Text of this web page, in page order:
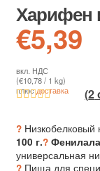
Молоко, сыр и
Лапша, рис,
Сладости и
Харифен
€5,39
вкл. НДС
(€10,78/ 1 kg)
плюсдоставка
4.89из 5 на
основе
опроса
(2
?Низкобелковый
100 г.?
универсальная
?Пища для